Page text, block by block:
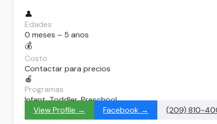
👤
Edades
0 meses – 5 anos
💰
Costo
Contactar para precios
🍎
Programas
Infant, Toddler, Preschool
View Profile →
Facebook → (209) 810-